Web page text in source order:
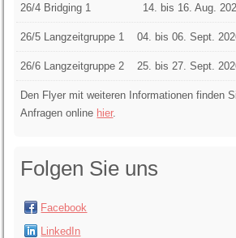
26/4 Bridging 1 14. bis 16. Aug.
26/5 Langzeitgruppe 1 04. bis 06. Sept.
26/6 Langzeitgruppe 2 25. bis 27. Sept.
Den Flyer mit weiteren Informationen finden
Anfragen online hier.
Folgen Sie uns
Facebook
LinkedIn